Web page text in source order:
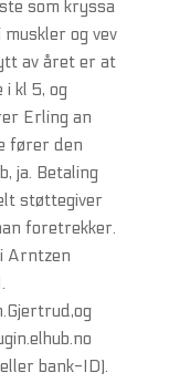
som kryssa
og vev
av året er at
kl 5, og
Erling an
fører den
ja. Betaling
støttegiver
foretrekker.
Arntzen
bank-ID).